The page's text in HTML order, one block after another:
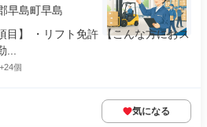
早島町早島
目】 ・リフト免許 【こんな方におス
+24個
気になる